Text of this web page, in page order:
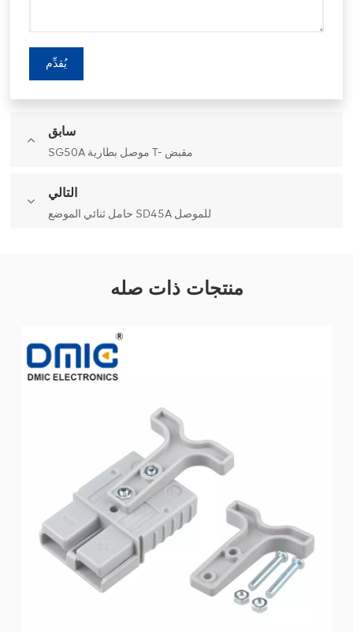
يُقدِّم
سابق
SG50A موصل بطارية T- مقبض
التالي
حامل ثنائي الموضع SD45A للموصل
منتجات ذات صله